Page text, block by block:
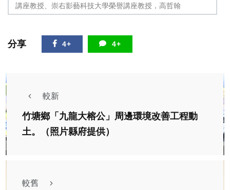
講座教授、崇右影藝科技大學榮譽講座教授，高哲翰
分享 4+ 4+
較新
竹塘鄉「九龍大榕公」周邊環境改善工程動
土。（照片縣府提供）
較舊